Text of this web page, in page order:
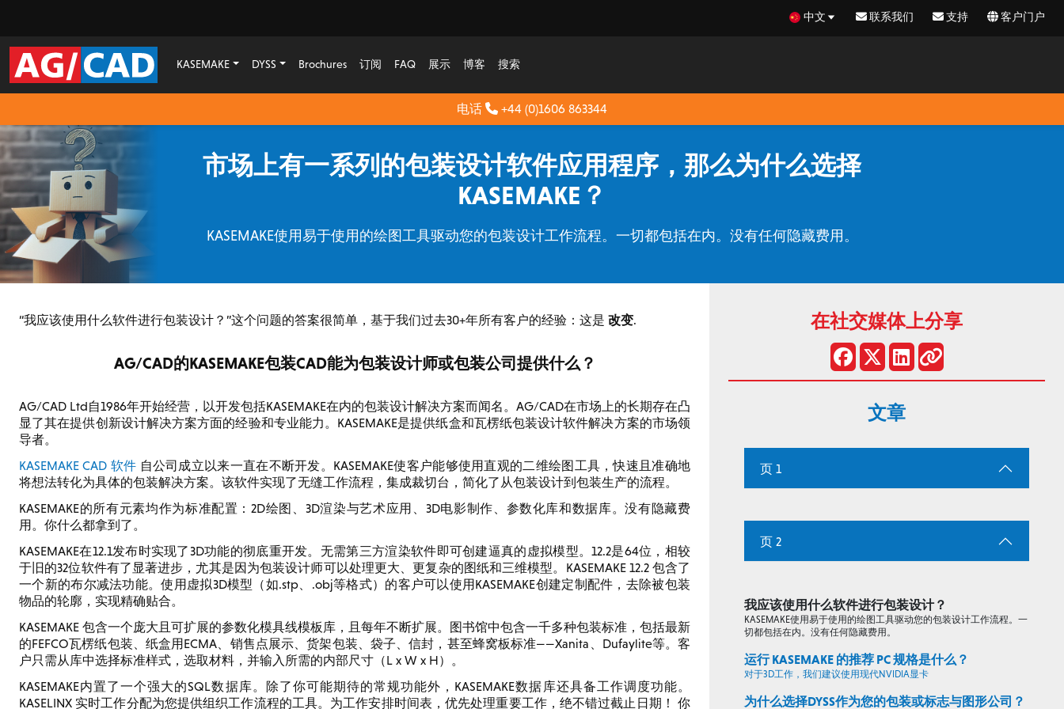
中文 联系我们 支持 客户门户
KASEMAKE DYSS Brochures 订阅 FAQ 展示 博客 搜索
电话 +44 (0)1606 863344
市场上有一系列的包装设计软件应用程序，那么为什么选择
KASEMAKE？
KASEMAKE使用易于使用的绘图工具驱动您的包装设计工作流程。一切都包括在内。没有任何隐藏费用。
“我应该使用什么软件进行包装设计？”这个问题的答案很简单，基于我们过去30+年所有客户的经验：这是 改变.
AG/CAD的KASEMAKE包装CAD能为包装设计师或包装公司提供什么？
AG/CAD Ltd自1986年开始经营，以开发包括KASEMAKE在内的包装设计解决方案而闻名。AG/CAD在市场上的长期存在凸
显了其在提供创新设计解决方案方面的经验和专业能力。KASEMAKE是提供纸盒和瓦楞纸包装设计软件解决方案的市场领
导者。
KASEMAKE CAD 软件 自公司成立以来一直在不断开发。KASEMAKE使客户能够使用直观的二维绘图工具，快速且准确地
将想法转化为具体的包装解决方案。该软件实现了无缝工作流程，集成裁切台，简化了从包装设计到包装生产的流程。
KASEMAKE的所有元素均作为标准配置：2D绘图、3D渲染与艺术应用、3D电影制作、参数化库和数据库。没有隐藏费
用。你什么都拿到了。
KASEMAKE在12.1发布时实现了3D功能的彻底重开发。无需第三方渲染软件即可创建逼真的虚拟模型。12.2是64位，相较
于旧的32位软件有了显著进步，尤其是因为包装设计师可以处理更大、更复杂的图纸和三维模型。KASEMAKE 12.2 包含了
一个新的布尔减法功能。使用虚拟3D模型（如.stp、.obj等格式）的客户可以使用KASEMAKE创建定制配件，去除被包装
物品的轮廓，实现精确贴合。
KASEMAKE 包含一个庞大且可扩展的参数化模具线模板库，且每年不断扩展。图书馆中包含一千多种包装标准，包括最新
的FEFCO瓦楞纸包装、纸盒用ECMA、销售点展示、货架包装、袋子、信封，甚至蜂窝板标准——Xanita、Dufaylite等。客
户只需从库中选择标准样式，选取材料，并输入所需的内部尺寸（L x W x H）。
KASEMAKE内置了一个强大的SQL数据库。除了你可能期待的常规功能外，KASEMAKE数据库还具备工作调度功能。
KASELINX 实时工作分配为您提供组织工作流程的工具。为工作安排时间表，优先处理重要工作，绝不错过截止日期！ 你
在社交媒体上分享
文章
页 1
页 2
我应该使用什么软件进行包装设计？
KASEMAKE使用易于使用的绘图工具驱动您的包装设计工作流程。一
切都包括在内。没有任何隐藏费用。
运行 KASEMAKE 的推荐 PC 规格是什么？
对于3D工作，我们建议使用现代NVIDIA显卡
为什么选择DYSS作为您的包装或标志与图形公司？